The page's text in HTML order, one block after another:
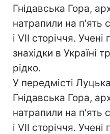
Гнідавська Гора,
натрапили на п'ять
і VII сторіччя. Учені
знахідки в Україні
рідко.
У передмісті
Гнідавська Гора,
натрапили на п'ять
і VII сторіччя. Учені